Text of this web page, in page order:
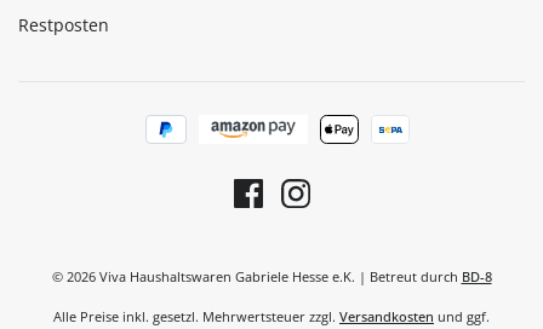
Restposten
© 2026 Viva Haushaltswaren Gabriele Hesse e.K. | Betreut durch BD-8
Alle Preise inkl. gesetzl. Mehrwertsteuer zzgl. Versandkosten und ggf.